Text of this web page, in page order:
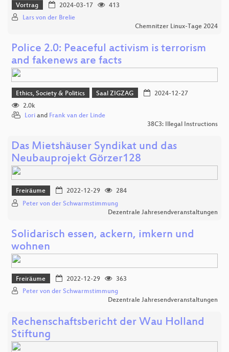
Vortrag 2024-03-17
413
Lars von der Brelie
Chemnitzer Linux-Tage 2024
Police 2.0: Peaceful activism is terrorism
and fakenews are facts
Ethics, Society & Politics Saal ZIGZAG
2024-12-27
2.0k
Lori and Frank van der Linde
38C3: Illegal Instructions
Das Mietshäuser Syndikat und das
Neubauprojekt Görzer128
Freiräume 2022-12-29
284
Peter von der Schwarmstimmung
Dezentrale Jahresendveranstaltungen
Solidarisch essen, ackern, imkern und
wohnen
Freiräume 2022-12-29
363
Peter von der Schwarmstimmung
Dezentrale Jahresendveranstaltungen
Rechenschaftsbericht der Wau Holland
Stiftung